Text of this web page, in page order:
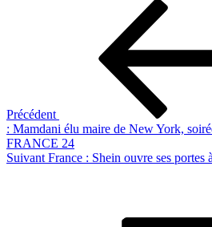
Précédent
: Mamdani élu maire de New York,
FRANCE 24
Article
Suivant France : Shein ouvre ses portes